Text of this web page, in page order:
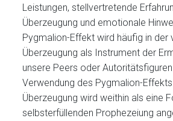
Leistungen, stellvertretende
Überzeugung und emotionale
Pygmalion-Effekt wird häufig in der
Überzeugung als Instrument der
unsere Peers oder
Verwendung des Pygmalion-
Überzeugung wird weithin als eine
selbsterfüllenden Prophezeiung